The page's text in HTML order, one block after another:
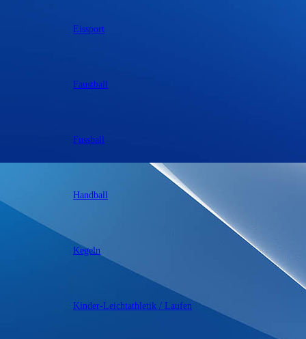
Eissport
Faustball
Fussball
Handball
Kegeln
Kinder-Leichtathletik / Laufen